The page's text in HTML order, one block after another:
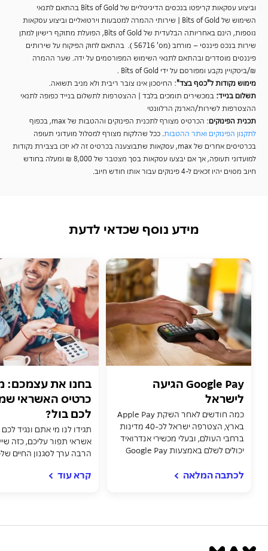
וביצוע עסקאות קריפטו בנכסים הדיגיטליים של Bits of Gold בהתאם לתנאי
השימוש של Bits of Gold | שירותי ההמרה למטבעות וירטואליים וביצוע עסקאות
נוספות,
הינם באחריותה הבלעדית של Bits of Gold, הפועלת מתוקף רישיון למתן
שירות בנכס פיננסי – מורחב (מס' 56716 ). בהתאם לחוק הפיקוח על שירותים
פיננסים מוסדרים ובהתאם לתנאי השימוש המפורסמים על ידה. שער ההמרה
₪/ביטקויין נקבע ומפורסם על ידי Bits of Gold
מימוש נקודות ל"כסף בצד": החיסכון אינו צובר ריבית ולא מניב תשואה.
תשלום בנייד: במכשירים תומכים בלבד | ההצטרפות לתשלום בנייד כפופה לתנאי
ההצטרפות לשירות/הארנק הרלוונטי
תכנית הפינוקים: הכרטיס מצורף לתכנית הפינוקים וההטבות שלmax, בכפוף
לתקנון הפינוקים ואתר ההטבות . ככל שהלקוח מצורף למסלול מועדוני תעופה
בכרטיסים אחרים שלmax, עסקאות שתבוצענה בכרטיס זה לא יזכו בצבירת נקודות
למועדוני תעופה, אך אם יבצעו עסקאות בסך מצטבר של 8,000 ₪ ומעלה בחודש
חיוב מסוים יהיו זכאים ל-4 פינוקים עבור אותו חודש חיוב.
מידע נוסף שכדאי לדעת
Google Pay הגיעה
לישראל
כמה חודשים לאחר השקת Apple Pay
בארץ, הצטרפה ישראל לכ-40 מדינות
ברחבי העולם, ובעלי מכשירי אנדרואיד
יכולים לשלם באמצעות Google Pay
לכתבה המלאה
בחנו את עצמכם:
כרטיס האשראי
לכם בול?
תגידו לנו מי אתם ונגיד
אשראי תפור עליכם, כזה
הרבה ערך לסגנון החיים
קרא עוד